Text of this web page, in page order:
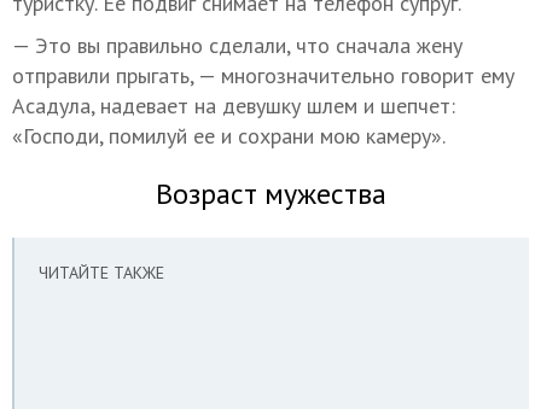
— Это вы правильно сделали, что сначала жену
отправили прыгать, — многозначительно говорит ему
Асадула, надевает на девушку шлем и шепчет:
«Господи, помилуй ее и сохрани мою камеру».
Возраст мужества
ЧИТАЙТЕ ТАКЖЕ